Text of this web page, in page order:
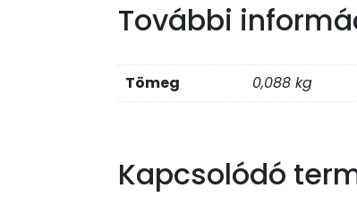
További
Tömeg 0,088 kg
Kapcsolódó